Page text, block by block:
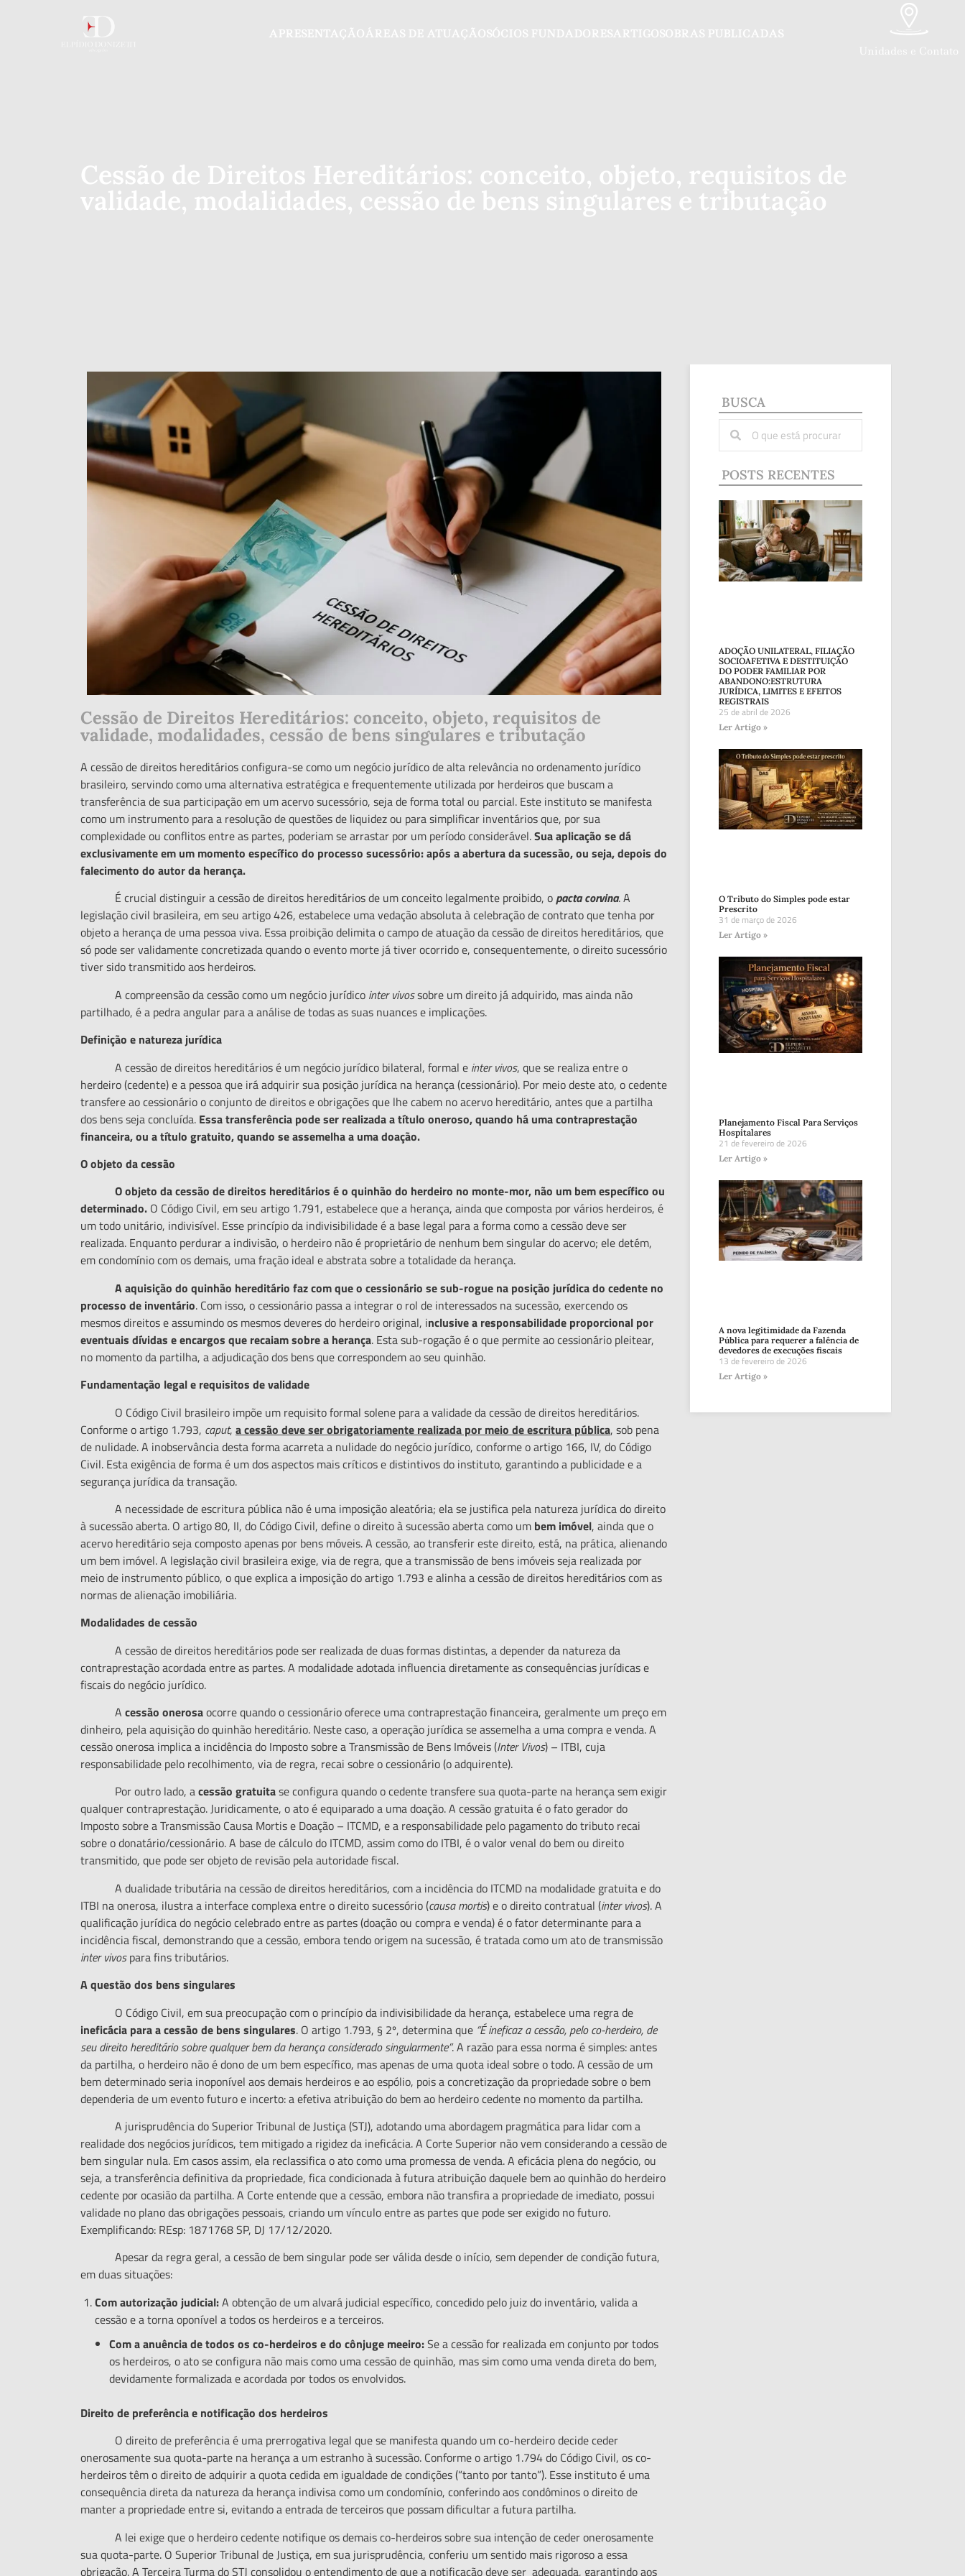
APRESENTAÇÃOÁREAS DE ATUAÇÃOSÓCIOS FUNDADORESARTIGOSOBRAS PUBLICADAS
Unidades e Contato
Cessão de Direitos Hereditários: conceito, objeto, requisitos de
validade, modalidades, cessão de bens singulares e tributação
Cessão de Direitos Hereditários: conceito, objeto, requisitos de
validade, modalidades, cessão de bens singulares e tributação
A cessão de direitos hereditários configura-se como um negócio jurídico de alta relevância no ordenamento jurídico
brasileiro, servindo como uma alternativa estratégica e frequentemente utilizada por herdeiros que buscam a
transferência de sua participação em um acervo sucessório, seja de forma total ou parcial. Este instituto se manifesta
como um instrumento para a resolução de questões de liquidez ou para simplificar inventários que, por sua
complexidade ou conflitos entre as partes, poderiam se arrastar por um período considerável.Sua aplicação se dá
exclusivamente em um momento específico do processo sucessório: após a abertura da sucessão, ou seja, depois do
falecimento do autor da herança.
É crucial distinguir a cessão de direitos hereditários de um conceito legalmente proibido, opacta corvina. A
legislação civil brasileira, em seu artigo 426, estabelece uma vedação absoluta à celebração de contrato que tenha por
objeto a herança de uma pessoa viva. Essa proibição delimita o campo de atuação da cessão de direitos hereditários, que
só pode ser validamente concretizada quando o evento morte já tiver ocorrido e, consequentemente, o direito sucessório
tiver sido transmitido aos herdeiros.
A compreensão da cessão como um negócio jurídico inter vivossobre um direito já adquirido, mas ainda não
partilhado, é a pedra angular para a análise de todas as suas nuances e implicações.
Definição e natureza jurídica
A cessão de direitos hereditários é um negócio jurídico bilateral, formal e inter vivos, que se realiza entre o
herdeiro (cedente) e a pessoa que irá adquirir sua posição jurídica na herança (cessionário). Por meio deste ato, o cedente
transfere ao cessionário o conjunto de direitos e obrigações que lhe cabem no acervo hereditário, antes que a partilha
dos bens seja concluída. Essa transferência pode ser realizada a título oneroso, quando há uma contraprestação
financeira, ou a título gratuito, quando se assemelha a uma doação.
Oobjeto dacessão
O objeto da cessão de direitos hereditários éo quinhão do herdeiro no monte-mor, não um bem específico ou
determinado. O Código Civil, em seu artigo 1.791, estabelece que a herança, ainda que composta por vários herdeiros, é
um todo unitário, indivisível. Esse princípio da indivisibilidade é a base legal para a forma como a cessão deve ser
realizada. Enquanto perdurar a indivisão, o herdeiro não é proprietário de nenhum bem singular do acervo; ele detém,
em condomínio com os demais, uma fração ideal e abstrata sobre a totalidade da herança.
A aquisição do quinhão hereditário faz com que o cessionário se sub-rogue na posição jurídica do cedente no
processo de inventário. Com isso, o cessionário passa a integrar o rol de interessados na sucessão, exercendo os
mesmos direitos e assumindo os mesmos deveres do herdeiro original, inclusive a responsabilidade proporcional por
eventuais dívidas e encargos que recaiam sobre a herança. Esta sub-rogação é o que permite ao cessionário pleitear,
no momento da partilha, a adjudicação dos bens que correspondem ao seu quinhão.
Fundamentação legal e requisitos devalidade
O Código Civil brasileiro impõe um requisito formal solene para a validade da cessão de direitos hereditários.
Conforme o artigo 1.793, caput, a cessão deve ser obrigatoriamente realizada por meio de escritura pública, sob pena
de nulidade. A inobservância desta forma acarreta a nulidade do negócio jurídico, conforme o artigo 166, IV, do Código
Civil. Esta exigência de forma é um dos aspectos mais críticos e distintivos do instituto, garantindo a publicidade e a
segurança jurídica da transação.
A necessidade de escritura pública não é uma imposição aleatória; ela se justifica pela natureza jurídica do direito
à sucessão aberta. O artigo 80, II, do Código Civil, define o direito à sucessão aberta como um bem imóvel, ainda que o
acervo hereditário seja composto apenas por bens móveis. A cessão, ao transferir este direito, está, na prática, alienando
um bem imóvel. A legislação civil brasileira exige, via de regra, que a transmissão de bens imóveis seja realizada por
meio de instrumento público, o que explica a imposição do artigo 1.793 e alinha a cessão de direitos hereditários com as
normas de alienação imobiliária.
Modalidades de cessão
A cessão de direitos hereditários pode ser realizada de duas formas distintas, a depender da natureza da
contraprestação acordada entre as partes. A modalidade adotada influencia diretamente as consequências jurídicas e
fiscais do negócio jurídico.
A cessão onerosaocorre quando o cessionário oferece uma contraprestação financeira, geralmente um preço em
dinheiro, pela aquisição do quinhão hereditário. Neste caso, a operação jurídica se assemelha a uma compra e venda. A
cessão onerosa implica a incidência do Imposto sobre a Transmissão de Bens Imóveis (Inter Vivos) – ITBI, cuja
responsabilidade pelo recolhimento, via de regra, recai sobre o cessionário (o adquirente).
Por outro lado, acessão gratuitase configura quando o cedente transfere sua quota-parte na herança sem exigir
qualquer contraprestação. Juridicamente, o ato é equiparado a uma doação. A cessão gratuita é o fato gerador do
Imposto sobre a Transmissão Causa Mortis e Doação – ITCMD, e a responsabilidade pelo pagamento do tributo recai
sobre o donatário/cessionário. A base de cálculo do ITCMD, assim como do ITBI, é o valor venal do bem ou direito
transmitido, que pode ser objeto de revisão pela autoridade fiscal.
A dualidade tributária na cessão de direitos hereditários, com a incidência do ITCMD na modalidade gratuita e do
ITBI na onerosa, ilustra a interface complexa entre o direito sucessório (causa mortis) e o direito contratual (inter vivos). A
qualificação jurídica do negócio celebrado entre as partes (doação ou compra e venda) é o fator determinante para a
incidência fiscal, demonstrando que a cessão, embora tendo origem na sucessão, é tratada como um ato de transmissão
inter vivospara fins tributários.
A questão dos bens singulares
O Código Civil, em sua preocupação com o princípio da indivisibilidade da herança, estabelece uma regra de
ineficácia para a cessão de bens singulares. O artigo 1.793, § 2º, determina que “É ineficaz a cessão, pelo co-herdeiro, de
seu direito hereditário sobre qualquer bem da herança considerado singularmente”. A razão para essa norma é simples: antes
da partilha, o herdeiro não é dono de um bem específico, mas apenas de uma quota ideal sobre o todo. A cessão de um
bem determinado seria inoponível aos demais herdeiros e ao espólio, pois a concretização da propriedade sobre o bem
dependeria de um evento futuro e incerto: a efetiva atribuição do bem ao herdeiro cedente no momento da partilha.
A jurisprudência do Superior Tribunal de Justiça (STJ), adotando uma abordagem pragmática para lidar com a
realidade dos negócios jurídicos, tem mitigado a rigidez da ineficácia. A Corte Superior não vem considerando a cessão de
bem singular nula. Em casos assim, ela reclassifica o ato como uma promessa de venda. A eficácia plena do negócio, ou
seja, a transferência definitiva da propriedade, fica condicionada à futura atribuição daquele bem ao quinhão do herdeiro
cedente por ocasião da partilha. A Corte entende que a cessão, embora não transfira a propriedade de imediato, possui
validade no plano das obrigações pessoais, criando um vínculo entre as partes que pode ser exigido no futuro.
Exemplificando: REsp: 1871768 SP, DJ 17/12/2020.
Apesar da regra geral, a cessão de bem singular pode ser válida desde o início, sem depender de condição futura,
em duas situações:
Com autorização judicial:A obtenção de um alvará judicial específico, concedido pelo juiz do inventário, valida a
cessão e a torna oponível a todos os herdeiros e a terceiros.
Com a anuência de todos os co-herdeiros e do cônjuge meeiro:Se a cessão for realizada em conjunto por todos
os herdeiros, o ato se configura não mais como uma cessão de quinhão, mas sim como uma venda direta do bem,
devidamente formalizada e acordada por todos os envolvidos.
Direito de preferência e notificação dos herdeiros
O direito de preferência é uma prerrogativa legal que se manifesta quando um co-herdeiro decide ceder
onerosamente sua quota-parte na herança a um estranho à sucessão. Conforme o artigo 1.794 do Código Civil, os co-
herdeiros têm o direito de adquirir a quota cedida em igualdade de condições (“tanto por tanto”). Esse instituto é uma
consequência direta da natureza da herança indivisa como um condomínio, conferindo aos condôminos o direito de
manter a propriedade entre si, evitando a entrada de terceiros que possam dificultar a futura partilha.
A lei exige que o herdeiro cedente notifique os demais co-herdeiros sobre sua intenção de ceder onerosamente
sua quota-parte. O Superior Tribunal de Justiça, em sua jurisprudência, conferiu um sentido mais rigoroso a essa
obrigação. A Terceira Turma do STJ consolidou o entendimento de que a notificação deve ser adequada, garantindo aos
BUSCA
POSTS RECENTES
ADOÇÃO UNILATERAL, FILIAÇÃO
SOCIOAFETIVA E DESTITUIÇÃO
DO PODER FAMILIAR POR
ABANDONO:ESTRUTURA
JURÍDICA, LIMITES E EFEITOS
REGISTRAIS
25 de abril de 2026
Ler Artigo »
O Tributo do Simples pode estar
Prescrito
31 de março de 2026
Ler Artigo »
Planejamento Fiscal Para Serviços
Hospitalares
21 de fevereiro de 2026
Ler Artigo »
A nova legitimidade da Fazenda
Pública para requerer a falência de
devedores de execuções fiscais
13 de fevereiro de 2026
Ler Artigo »